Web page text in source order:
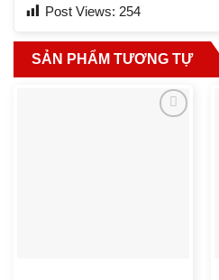
Post Views: 254
SẢN PHẨM TƯƠNG TỰ